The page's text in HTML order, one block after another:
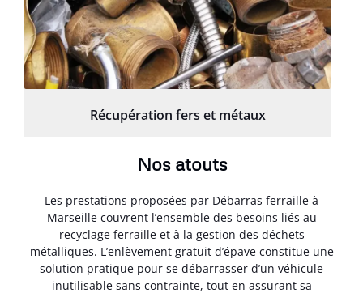
Récupération fers et métaux
Nos atouts
Les prestations proposées par Débarras ferraille à
Marseille couvrent l’ensemble des besoins liés au
recyclage ferraille et à la gestion des déchets
métalliques. L’enlèvement gratuit d’épave constitue une
solution pratique pour se débarrasser d’un véhicule
inutilisable sans contrainte, tout en assurant sa